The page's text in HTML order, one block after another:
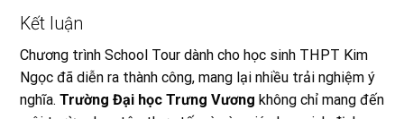
Kết luận
Chương trình School Tour dành cho học sinh THPT Kim
Ngọc đã diễn ra thành công, mang lại nhiều trải nghiệm ý
nghĩa. Trường Đại học Trưng Vương không chỉ mang đến